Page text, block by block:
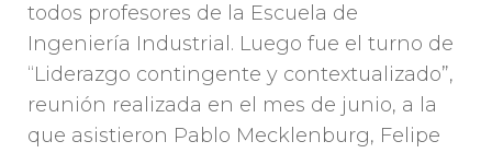
todos profesores de la Escuela de
Ingeniería Industrial. Luego fue el turno de
“Liderazgo contingente y contextualizado”,
reunión realizada en el mes de junio, a la
que asistieron Pablo Mecklenburg, Felipe